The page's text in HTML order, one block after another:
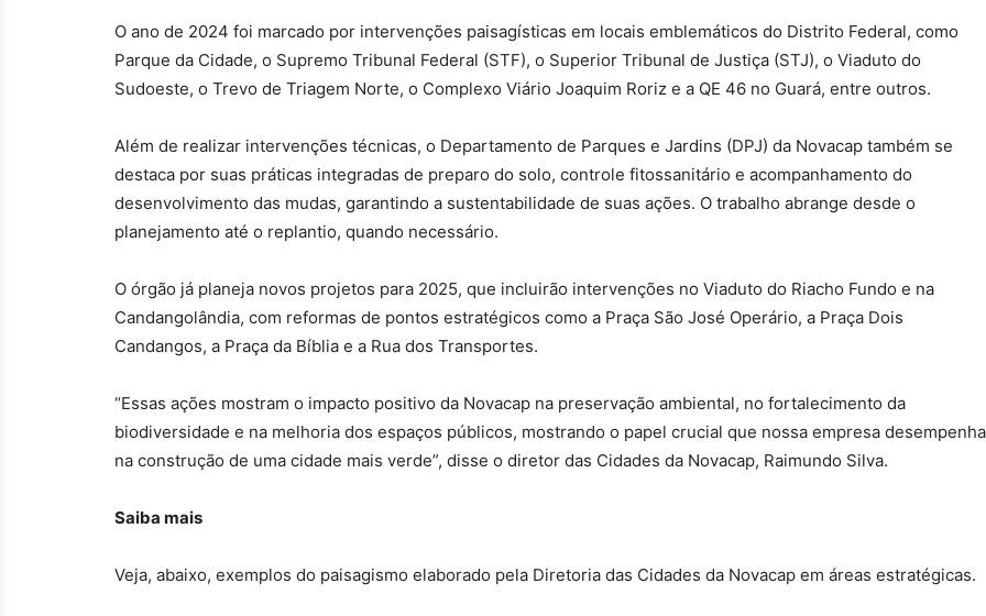
O ano de 2024 foi marcado por intervenções paisagísticas em locais emblemáticos do Distrito Federal, como
Parque da Cidade, o Supremo Tribunal Federal (STF), o Superior Tribunal de Justiça (STJ), o Viaduto do
Sudoeste, o Trevo de Triagem Norte, o Complexo Viário Joaquim Roriz e a QE 46 no Guará, entre outros.
Além de realizar intervenções técnicas, o Departamento de Parques e Jardins (DPJ) da Novacap também se
destaca por suas práticas integradas de preparo do solo, controle fitossanitário e acompanhamento do
desenvolvimento das mudas, garantindo a sustentabilidade de suas ações. O trabalho abrange desde o
planejamento até o replantio, quando necessário.
O órgão já planeja novos projetos para 2025, que incluirão intervenções no Viaduto do Riacho Fundo e na
Candangolândia, com reformas de pontos estratégicos como a Praça São José Operário, a Praça Dois
Candangos, a Praça da Bíblia e a Rua dos Transportes.
“Essas ações mostram o impacto positivo da Novacap na preservação ambiental, no fortalecimento da
biodiversidade e na melhoria dos espaços públicos, mostrando o papel crucial que nossa empresa desempenha
na construção de uma cidade mais verde”, disse o diretor das Cidades da Novacap, Raimundo Silva.
Saiba mais
Veja, abaixo, exemplos do paisagismo elaborado pela Diretoria das Cidades da Novacap em áreas estratégicas.